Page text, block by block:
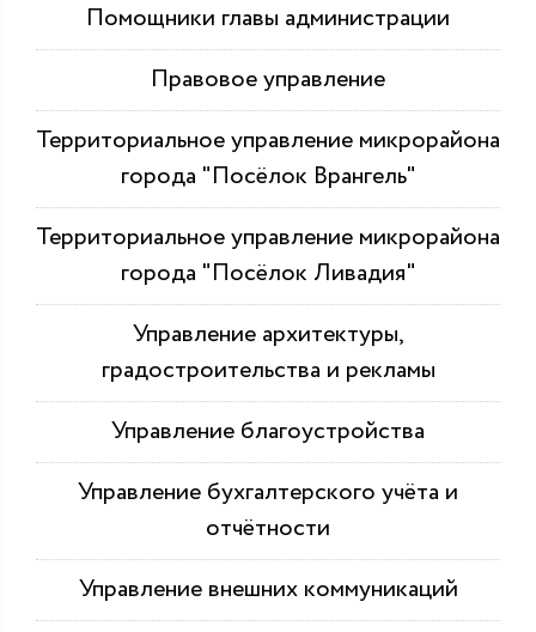
Помощники главы администрации
Правовое управление
Территориальное управление микрорайона
города "Посёлок Врангель"
Территориальное управление микрорайона
города "Посёлок Ливадия"
Управление архитектуры,
градостроительства и рекламы
Управление благоустройства
Управление бухгалтерского учёта и
отчётности
Управление внешних коммуникаций